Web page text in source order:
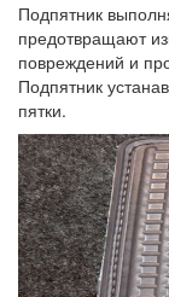
Подпятник
предотвращают
повреждений и
Подпятник
пятки.